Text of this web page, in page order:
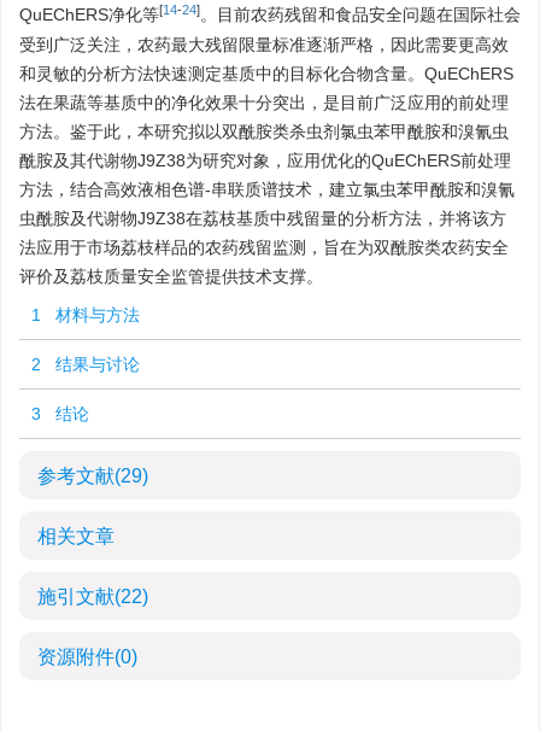
QuEChERS净化等[14-24]。目前农药残留和食品安全问题在国际社会
受到广泛关注，农药最大残留限量标准逐渐严格，因此需要更高效
和灵敏的分析方法快速测定基质中的目标化合物含量。QuEChERS
法在果蔬等基质中的净化效果十分突出，是目前广泛应用的前处理
方法。鉴于此，本研究拟以双酰胺类杀虫剂氯虫苯甲酰胺和溴氰虫
酰胺及其代谢物J9Z38为研究对象，应用优化的QuEChERS前处理
方法，结合高效液相色谱-串联质谱技术，建立氯虫苯甲酰胺和溴氰
虫酰胺及代谢物J9Z38在荔枝基质中残留量的分析方法，并将该方
法应用于市场荔枝样品的农药残留监测，旨在为双酰胺类农药安全
评价及荔枝质量安全监管提供技术支撑。
1 材料与方法
2 结果与讨论
3 结论
参考文献(29)
相关文章
施引文献(22)
资源附件(0)